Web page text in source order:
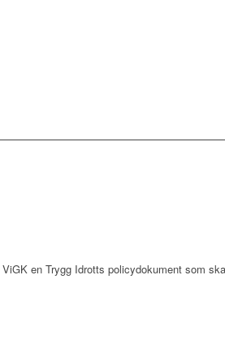
en Trygg Idrotts policydokument som